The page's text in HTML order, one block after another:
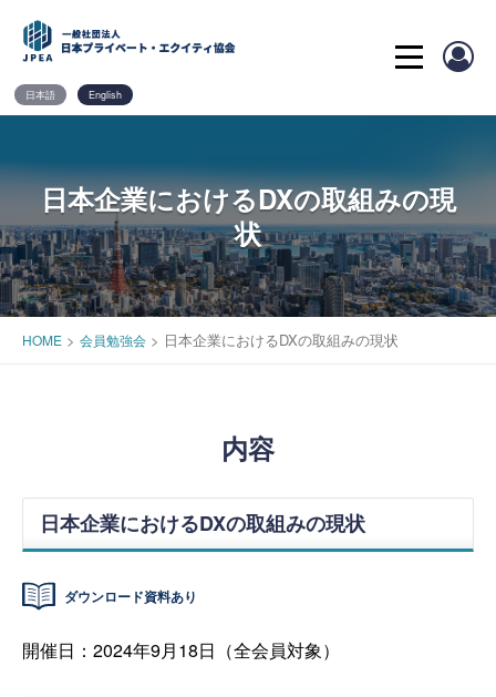
content
日本語 English
日本企業におけるDXの取組みの現
状
HOME > 会員勉強会 > 日本企業におけるDXの取組みの現状
内容
日本企業におけるDXの取組みの現状
ダウンロード資料あり
開催日：2024年9月18日（全会員対象）